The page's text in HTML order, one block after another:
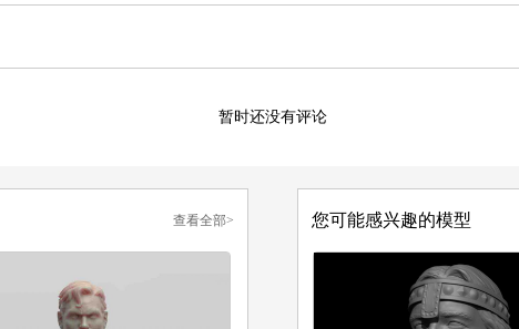
暂时还没有评论
查看全部> 您可能感兴趣的模型